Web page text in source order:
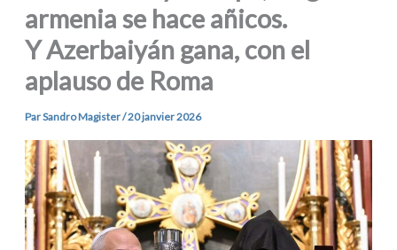
armenia se hace añicos.
Y Azerbaiyán gana, con el
aplauso de Roma
ParSandro Magister/20 janvier 2026